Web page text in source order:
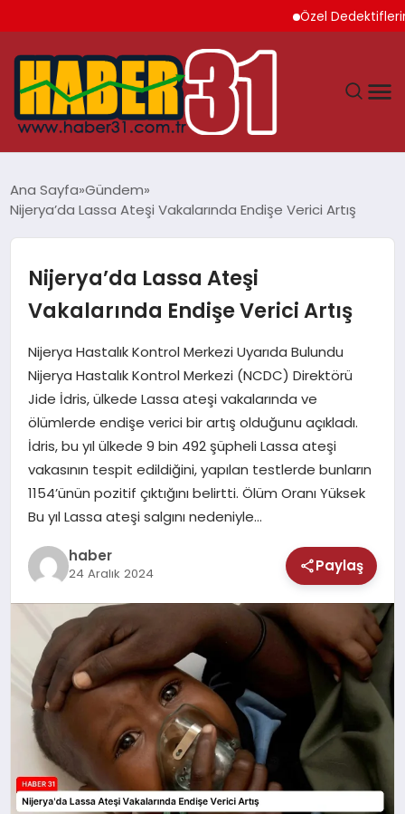
Özel Dedektiflerin
HATAY
YAŞAM
EKONOMI
GÜNDEM
MAGAZIN
SAĞLIK
TEKNOLOJI
Ana Sayfa Gündem
Nijerya’da Lassa Ateşi Vakalarında Endişe Verici Artış
Nijerya’da Lassa Ateşi
Vakalarında Endişe Verici Artış
Nijerya Hastalık Kontrol Merkezi Uyarıda Bulundu
Nijerya Hastalık Kontrol Merkezi (NCDC) Direktörü
Jide İdris, ülkede Lassa ateşi vakalarında ve
ölümlerde endişe verici bir artış olduğunu açıkladı.
İdris, bu yıl ülkede 9 bin 492 şüpheli Lassa ateşi
vakasının tespit edildiğini, yapılan testlerde bunların
1154’ünün pozitif çıktığını belirtti. Ölüm Oranı Yüksek
Bu yıl Lassa ateşi salgını nedeniyle…
haber
24 Aralık 2024 Paylaş